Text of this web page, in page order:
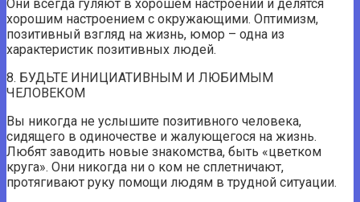
Они всегда гуляют в хорошем настроении и делятся
хорошим настроением с окружающими. Оптимизм,
позитивный взгляд на жизнь, юмор – одна из
характеристик позитивных людей.
8. БУДЬТЕ ИНИЦИАТИВНЫМ И ЛЮБИМЫМ
ЧЕЛОВЕКОМ
Вы никогда не услышите позитивного человека,
сидящего в одиночестве и жалующегося на жизнь.
Любят заводить новые знакомства, быть «цветком
круга». Они никогда ни о ком не сплетничают,
протягивают руку помощи людям в трудной ситуации.